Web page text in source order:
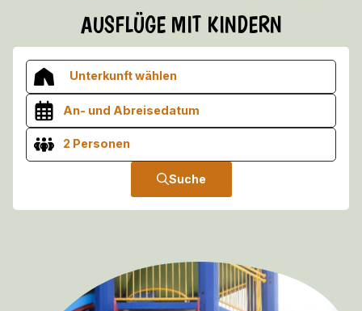
AUSFLÜGE MIT KINDERN
Unterkunft wählen
2 Personen
Suche